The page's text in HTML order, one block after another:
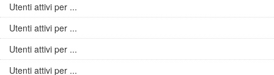
Utenti attivi per ...
Utenti attivi per ...
Utenti attivi per ...
Utenti attivi per ...